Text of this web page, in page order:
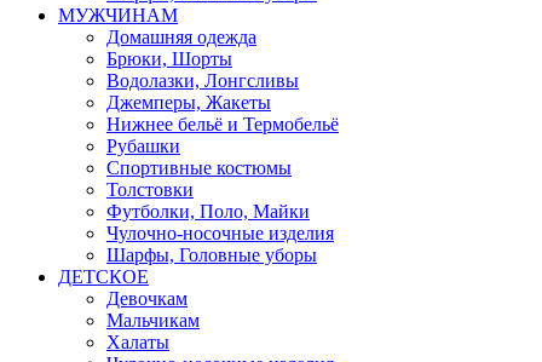
МУЖЧИНАМ
Домашняя одежда
Брюки, Шорты
Водолазки, Лонгсливы
Джемперы, Жакеты
Нижнее бельё и Термобельё
Рубашки
Спортивные костюмы
Толстовки
Футболки, Поло, Майки
Чулочно-носочные изделия
Шарфы, Головные уборы
ДЕТСКОЕ
Девочкам
Мальчикам
Халаты